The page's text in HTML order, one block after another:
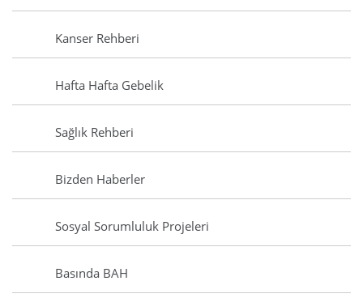
Kanser Rehberi
Hafta Hafta Gebelik
Sağlık Rehberi
Bizden Haberler
Sosyal Sorumluluk Projeleri
Basında BAH